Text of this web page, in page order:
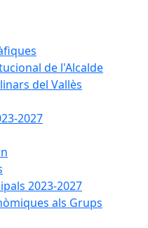
de l'Alcalde
del Vallès
2027
2023-2027
als Grups